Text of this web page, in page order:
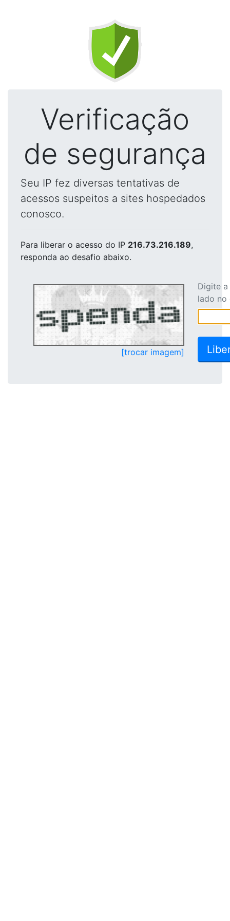
Verificação
de segurança
Seu IP fez diversas tentativas de
acessos suspeitos a sites hospedados
conosco.
Para liberar o acesso do IP 216.73.216.189,
responda ao desafio abaixo.
[trocar imagem]
Digite
lado no